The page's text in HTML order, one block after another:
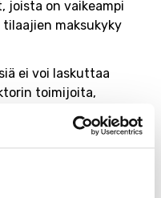
joista on vaikeampi
maksukyky
ei voi laskuttaa
toimijoita,
ottaen työsuhteen
ja niistä
aina